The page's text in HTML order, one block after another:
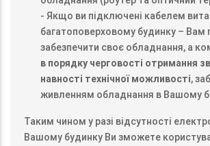
- Якщо ви підключені кабелем
багатоповерховому будинку – Вам
забезпечити своє обладнання, а
в порядку черговості отримання
навності технічної можливості,
живленням обладнання в Вашому
Таким чином у разі відсутності
Вашому будинку Ви зможете